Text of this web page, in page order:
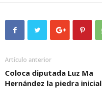
Artículo anterior
Coloca diputada Luz Ma
Hernández la piedra inicial